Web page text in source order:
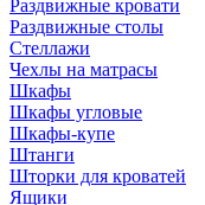
Раздвижные кровати
Раздвижные столы
Стеллажи
Чехлы на матрасы
Шкафы
Шкафы угловые
Шкафы-купе
Штанги
Шторки для кроватей
Ящики